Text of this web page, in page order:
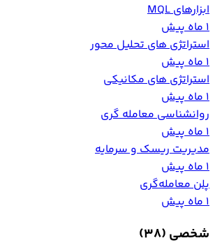
ابزارهای MQL
1 ماه پیش
استراتژی های تحلیل محور
1 ماه پیش
استراتژی های مکانیکی
1 ماه پیش
روانشناسی معامله گری
1 ماه پیش
مدیریت ریسک و سرمایه
1 ماه پیش
پلن معامله‌گری
1 ماه پیش
شخصی (38)